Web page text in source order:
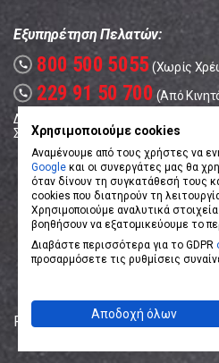
Εξυπηρέτηση Πελατών:
call 800 500 5055 (Χωρίς
call 229 91 50 700 (Από
Δευτέρα - Παρασκευή: 08:00 - 17:00
Σάββατο: 08:00 – 14:00
Powered by eShopKey
Χρησιμοποιούμε cookies
Αναμένουμε από τους χρήστες να
Google και οι συνεργάτες μας θα
όταν δίνουν τη συγκατάθεσή τους
cookies που διατηρούν τη
Χρησιμοποιούμε αναλυτικά
βοηθήσουν να εξατομικεύουμε το
Διαβάστε περισσότερα για το GDPR
προσαρμόσετε τις ρυθμίσεις
Αποδοχή όλων